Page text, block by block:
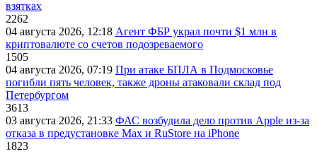
взятках
2262
04 августа 2026, 12:18 Агент ФБР украл почти $1 млн в
криптовалюте со счетов подозреваемого
1505
04 августа 2026, 07:19 При атаке БПЛА в Подмосковье
погибли пять человек, также дроны атаковали склад под
Петербургом
3613
03 августа 2026, 21:33 ФАС возбудила дело против Apple из-за
отказа в предустановке Max и RuStore на iPhone
1823